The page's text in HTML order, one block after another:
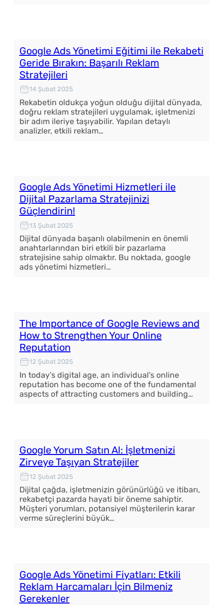
Google Ads Yönetimi Eğitimi ile Rekabeti
Geride Bırakın: Başarılı Reklam
Stratejileri
14 Şubat 2025
Rekabetin oldukça yoğun olduğu dijital dünyada,
doğru reklam stratejileri uygulamak, işletmenizi
bir adım ileriye taşıyabilir. Yapılan detaylı
analizler, etkili reklam…
Google Ads Yönetimi Hizmetleri ile
Dijital Pazarlama Stratejinizi
Güçlendirin!
13 Şubat 2025
Dijital dünyada başarılı olabilmenin en önemli
anahtarlarından biri etkili bir pazarlama
stratejisine sahip olmaktır. Bu noktada, google
ads yönetimi hizmetleri…
The Importance of Google Reviews and
How to Strengthen Your Online
Reputation
12 Şubat 2025
In today’s digital age, an individual’s online
reputation has become one of the fundamental
aspects of attracting customers and building…
Google Yorum Satın Al: İşletmenizi
Zirveye Taşıyan Stratejiler
12 Şubat 2025
Dijital çağda, işletmenizin görünürlüğü ve itibarı,
rekabetçi pazarda hayati bir öneme sahiptir.
Müşteri yorumları, potansiyel müşterilerin karar
verme süreçlerini büyük…
Google Ads Yönetimi Fiyatları: Etkili
Reklam Harcamaları İçin Bilmeniz
Gerekenler